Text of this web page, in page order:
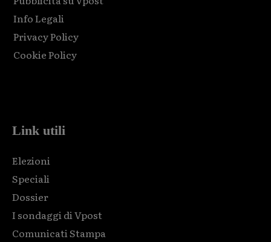
Info Legali
Privacy Policy
Cookie Policy
Link utili
Elezioni
Speciali
Dossier
I sondaggi di Vpost
Comunicati Stampa